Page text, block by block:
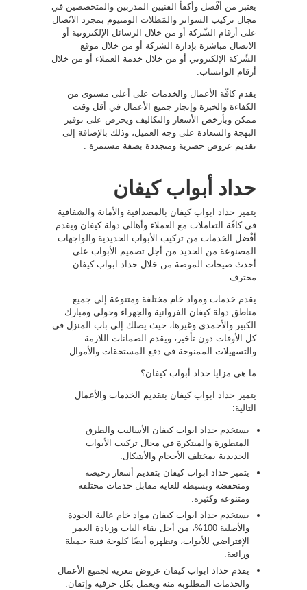
يعتبر من أفْضل وأكفأ الفنيين المدربين والمتخصصين في
مجال تركيب السواتر والمَظلات الومنيوم بمجرد الاتّصال
على أرقام الشّركة أو من خلال الرسائل الإلكترونية أو
الاتصال مباشرة بإدارة الشركة أو من خلال موقع
الشّركة الإلكتروني أو من خلال خدمة العملاء أو من خلال
أرقام الواتساب.
يقدم كافّة الأعمال والخدمات على أعلى مستوى من
الكفاءة والخبرة وإنجاز جميع الأعمال في أقل وقت
ممكن وبأرخص الأسعار والتكاليف ويحرص على توفير
البهجة والسعادة على وجه العميل، وذلك بالإضافة إلى
تقديم عروض حصرية ومتجددة بصفة مستمرة .
حداد أبواب كيفان
يتميز حداد ابواب كيفان بالمصداقية والأمانة والشفافية
في كافّة التعاملات مع العملاء وأهالي دولة كيفان ويقدم
أفْضل الخدمات من تركيب الأبواب الحديدية والواجهات
المصنوعة من الحديد من أجل تصميم الأبواب على
أحدث صيحات الموضة من خلال حداد ابواب كيفان
محترف.
يقدم خدمات ومواد خام مختلفة ومتنوعة إلى جميع
مناطق دولة كيفان الفروانية والجهراء وحولي ومبارك
الكبير والأحمدي وغيرها، حيث يصلك إلى باب المنزل في
كل الأوقات دون تأخير، ويقدم الضمانات اللازمة
والتسهيلات الممنوحة في دفع المستحقات والأموال .
ما هي مزايا حداد أبواب كيفان؟
يتميز حداد ابواب كيفان بتقديم الخدمات والأعمال
التالية:
يستخدم حداد ابواب كيفان الأساليب والطرق
المتطورة والمبتكرة في مجال تركيب الأبواب
الحديدية بمختلف الأحجام والأشكال.
يتميز حداد ابواب كيفان بتقديم أسعار رخيصة
ومنخفضة وبسيطة للغاية مقابل خدمات مختلفة
ومتنوعة وكثيرة.
يستخدم حداد ابواب كيفان مواد خام عالية الجودة
والأصلية 100%، من أجل بقاء الباب وزيادة العمر
الإفتراضي للأبواب، وتظهره أيضًا كلوحة فنية جميلة
ورائعة.
يقدم حداد ابواب كيفان عروض مغرية لجميع الأعمال
والخدمات المطلوبة منه ويعمل بكل حرفية وإتقان.